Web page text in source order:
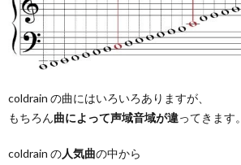
coldrain の曲にはいろいろありますが、
もちろん曲によって声域音域が違ってきます。
coldrain の人気曲の中から